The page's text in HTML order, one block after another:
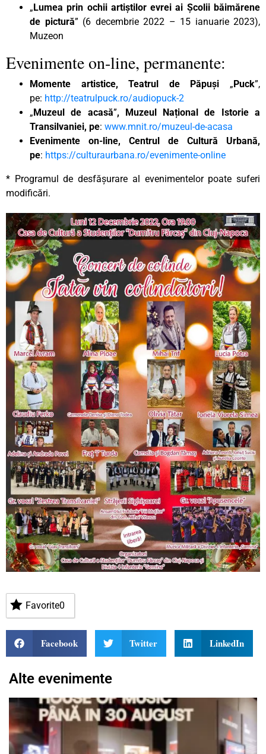
„Lumea prin ochii artiștilor evrei ai Școlii băimărene
de pictură” (6 decembrie 2022 – 15 ianuarie 2023),
Muzeon
Evenimente on-line, permanente:
Momente artistice, Teatrul de Păpuși „Puck”,
pe: http://teatrulpuck.ro/audiopuck-2
„Muzeul de acasă”, Muzeul Național de Istorie a
Transilvaniei, pe: www.mnit.ro/muzeul-de-acasa
Evenimente on-line, Centrul de Cultură Urbană,
pe: https://culturaurbana.ro/evenimente-online
* Programul de desfășurare al evenimentelor poate suferi
modificări.
Favorite0
Facebook Twitter LinkedIn
Alte evenimente